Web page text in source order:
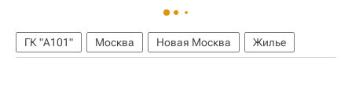
ГК "А101" Москва Новая Москва Жилье